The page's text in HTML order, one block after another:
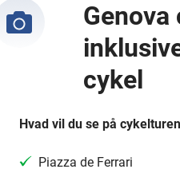
cykel
Hvad vil du se på
Piazza de Ferrari